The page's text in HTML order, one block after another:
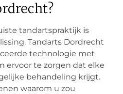
tandartspraktijk is
Tandarts Dordrecht
technologie met
ervoor te zorgen dat elke
behandeling krijgt.
waarom u zou